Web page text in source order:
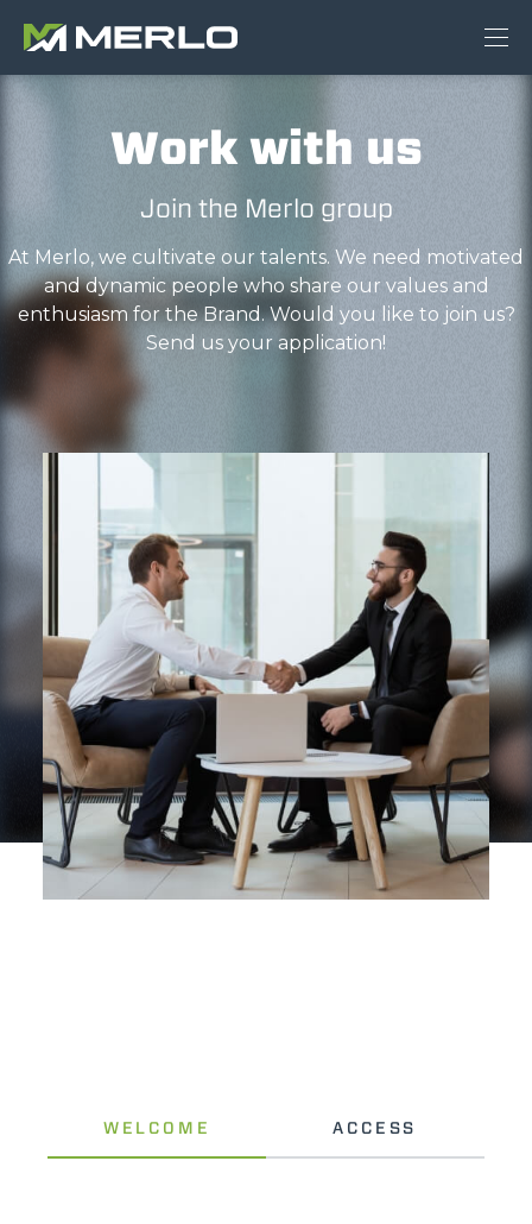
Work with us
Join the Merlo group
At Merlo, we cultivate our talents. We need motivated
and dynamic people who share our values and
enthusiasm for the Brand. Would you like to join us?
Send us your application!